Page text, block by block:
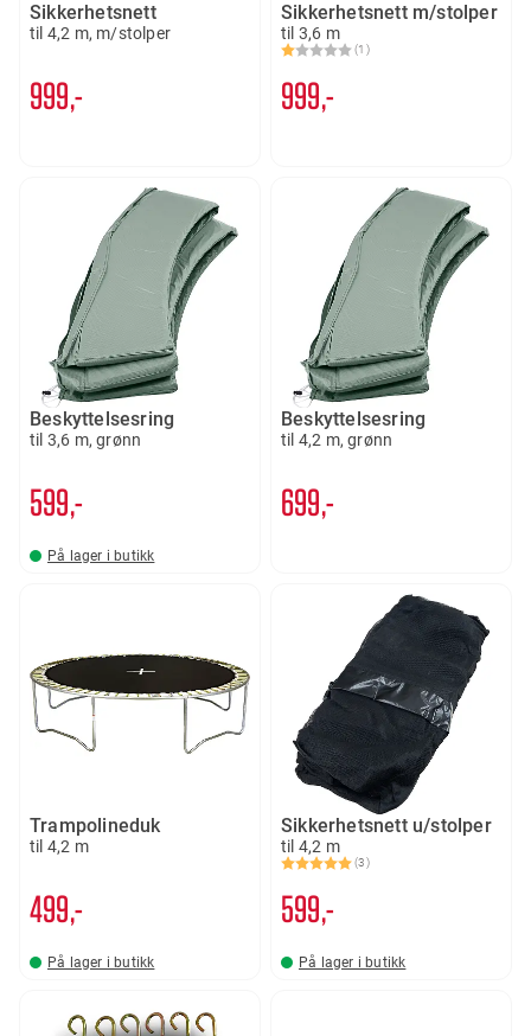
Sikkerhetsnett
til 4,2 m, m/stolper
999,-
Sikkerhetsnett m/stolper
til 3,6 m
Karakter:
(1)
1.0 av 5 mulige
999,-
Beskyttelsesring
til 3,6 m, grønn
599,-
På lager i butikk
Beskyttelsesring
til 4,2 m, grønn
699,-
Trampolineduk
til 4,2 m
499,-
På lager i butikk
Sikkerhetsnett u/stolper
til 4,2 m
Karakter:
(3)
5.0 av 5 mulige
599,-
På lager i butikk